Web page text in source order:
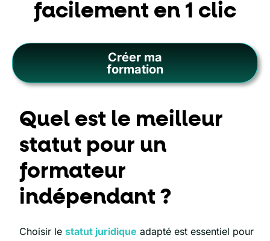
facilement en 1 clic
Créer ma
formation
Quel est le meilleur
statut pour un
formateur
indépendant ?
Choisir lestatut juridique adapté est essentiel pour